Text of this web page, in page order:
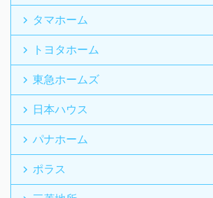
タマホーム
トヨタホーム
東急ホームズ
日本ハウス
パナホーム
ポラス